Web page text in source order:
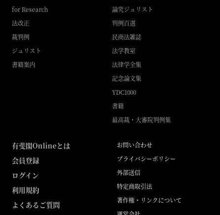
for Research
法改正
裁判例
ジュリスト
書籍案内
論究ジュリスト
判例百選
民商法雑誌
法学教室
法律学全集
記念論文集
YDC1000
書籍
最高裁・大審院判例集
有斐閣Onlineとは
会員登録
ログイン
利用規約
よくあるご質問
お問い合わせ
プライバシーポリシー
外部送信
特定商取引法
著作権・リンクについて